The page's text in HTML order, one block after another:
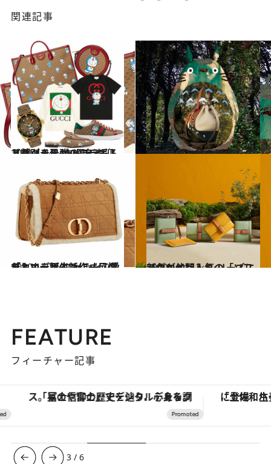
関連記事
2021.1.14
【グッチ】100周年を迎えたグッチが ドラえもんと特別＆最強のコラボ！
コミック ＆ エッセイ 2021.1.9
【ロエベ】超人気バッグやアイテムが 『となりのトトロ』とコラボ！
コミック ＆ エッセイ
2020.12.7
ディオールの新作バッグ「カロ」誕生 もこもこ愛らしいデザインに一目惚れ
コミック ＆ エッセイ 2020.11.15
【ロエベ】人気の「ソフトグレイン」 シリーズに新色が仲間入り
ファッション
FEATURE
フィーチャー記事
「星のや富士」でデジタルデトックス。冨士信仰の歴史を辿り、心身を調える。
3 /6